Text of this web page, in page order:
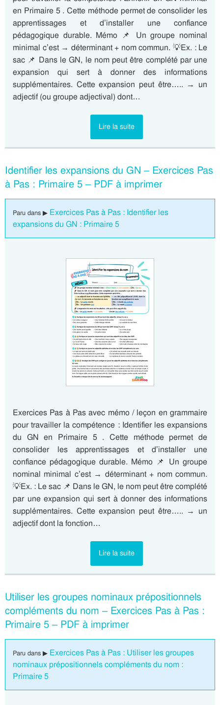
en Primaire 5 . Cette méthode permet de consolider les
apprentissages et d’installer une confiance
pédagogique durable. Mémo 📌 Un groupe nominal
minimal c’est → déterminant + nom commun. 💡Ex. : Le
sac 📌 Dans le GN, le nom peut être complété par une
expansion qui sert à donner des informations
supplémentaires. Cette expansion peut être….. → un
adjectif (ou groupe adjectival) dont…
Lire la suite
Identifier les expansions du GN – Exercices Pas
à Pas : Primaire 5 – PDF à imprimer
Paru dans ▶ Exercices Pas à Pas : Identifier les
expansions du GN : Primaire 5
Exercices Pas à Pas avec mémo / leçon en grammaire
pour travailler la compétence : Identifier les expansions
du GN en Primaire 5 . Cette méthode permet de
consolider les apprentissages et d’installer une
confiance pédagogique durable. Mémo 📌 Un groupe
nominal minimal c’est → déterminant + nom commun.
💡Ex. : Le sac 📌 Dans le GN, le nom peut être complété
par une expansion qui sert à donner des informations
supplémentaires. Cette expansion peut être….. → un
adjectif dont la fonction…
Lire la suite
Utiliser les groupes nominaux prépositionnels
compléments du nom – Exercices Pas à Pas :
Primaire 5 – PDF à imprimer
Paru dans ▶ Exercices Pas à Pas : Utiliser les groupes
nominaux prépositionnels compléments du nom :
Primaire 5